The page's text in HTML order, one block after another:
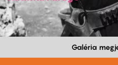
Galéria